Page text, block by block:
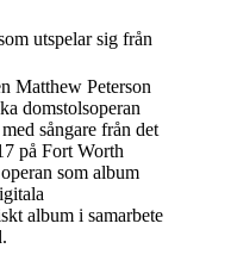
utspelar sig från
Matthew Peterson
domstolsoperan
sångare från det
på Fort Worth
som album
album i samarbete